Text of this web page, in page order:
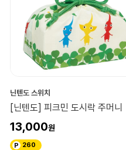
닌텐도 스위치
[닌텐도] 피크민 도시락 주머니
13,000
260